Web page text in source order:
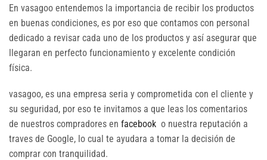
En vasagoo entendemos la importancia de recibir los productos
en buenas condiciones, es por eso que contamos con personal
dedicado a revisar cada uno de los productos y así asegurar que
llegaran en perfecto funcionamiento y excelente condición
física.
vasagoo, es una empresa seria y comprometida con el cliente y
su seguridad, por eso te invitamos a que leas los comentarios
de nuestros compradores en facebook o nuestra reputación a
traves de Google, lo cual te ayudara a tomar la decisión de
comprar con tranquilidad.